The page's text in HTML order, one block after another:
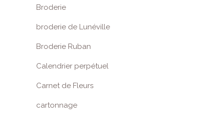
Broderie
broderie de Lunéville
Broderie Ruban
Calendrier perpétuel
Carnet de Fleurs
cartonnage